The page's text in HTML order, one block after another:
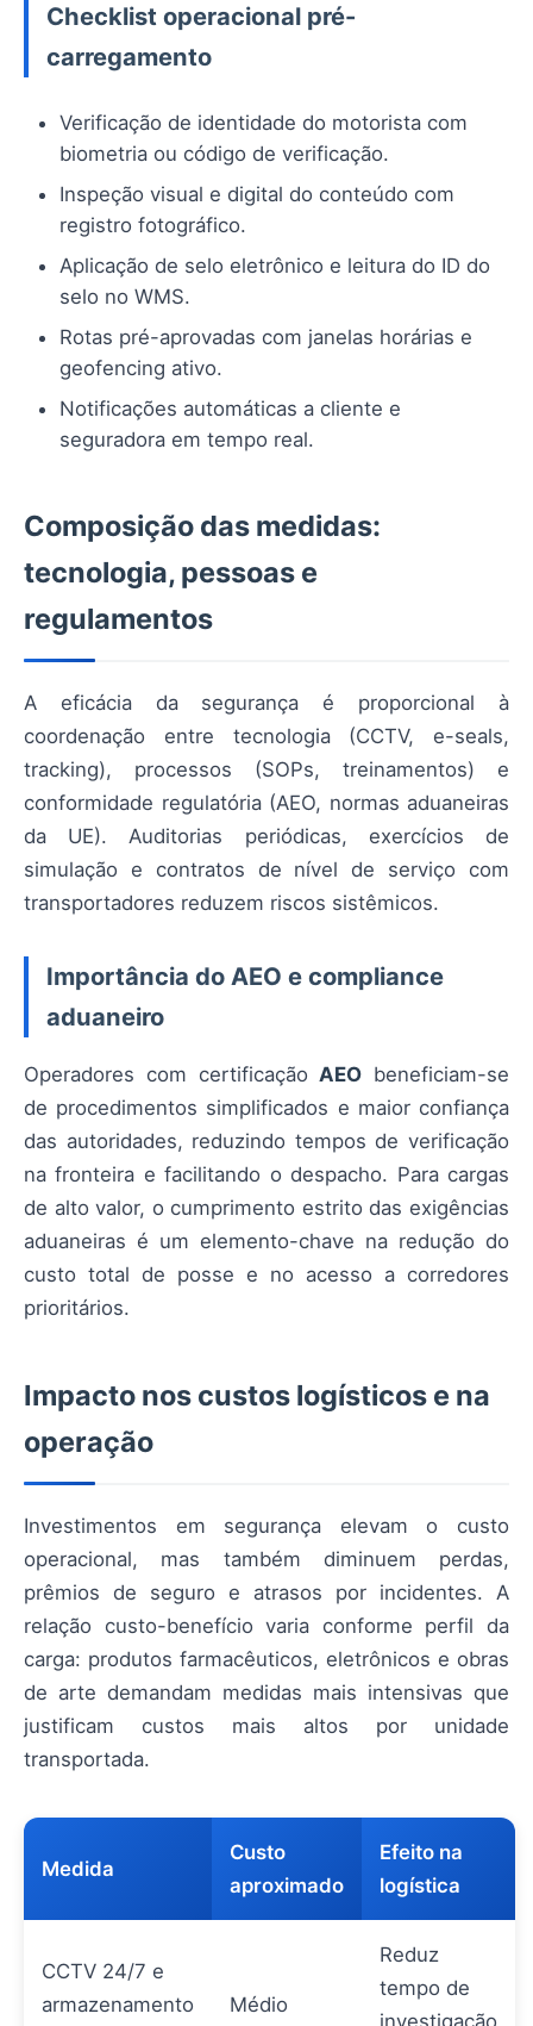
Checklist operacional pré-
carregamento
Verificação de identidade do motorista com
biometria ou código de verificação.
Inspeção visual e digital do conteúdo com
registro fotográfico.
Aplicação de selo eletrônico e leitura do ID do
selo no WMS.
Rotas pré-aprovadas com janelas horárias e
geofencing ativo.
Notificações automáticas a cliente e
seguradora em tempo real.
Composição das medidas:
tecnologia, pessoas e
regulamentos
A eficácia da segurança é proporcional à
coordenação entre tecnologia (CCTV, e-seals,
tracking), processos (SOPs, treinamentos) e
conformidade regulatória (AEO, normas aduaneiras
da UE). Auditorias periódicas, exercícios de
simulação e contratos de nível de serviço com
transportadores reduzem riscos sistêmicos.
Importância do AEO e compliance
aduaneiro
Operadores com certificação AEO beneficiam-se
de procedimentos simplificados e maior confiança
das autoridades, reduzindo tempos de verificação
na fronteira e facilitando o despacho. Para cargas
de alto valor, o cumprimento estrito das exigências
aduaneiras é um elemento-chave na redução do
custo total de posse e no acesso a corredores
prioritários.
Impacto nos custos logísticos e na
operação
Investimentos em segurança elevam o custo
operacional, mas também diminuem perdas,
prêmios de seguro e atrasos por incidentes. A
relação custo-benefício varia conforme perfil da
carga: produtos farmacêuticos, eletrônicos e obras
de arte demandam medidas mais intensivas que
justificam custos mais altos por unidade
transportada.
Medida
Custo
aproximado
Efeito na
logística
CCTV 24/7 e
armazenamento
Médio
Reduz
tempo de
investigação